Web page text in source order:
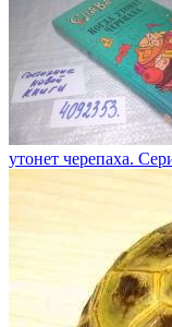
утонет черепаха.